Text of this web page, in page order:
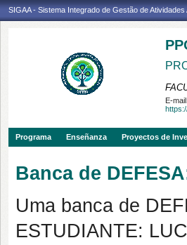
SIGAA - Sistema Integrado de Gestão de Atividades
E-mail:
Programa Enseñanza Proyectos de
Banca de
Uma banca de
ESTUDIANTE: